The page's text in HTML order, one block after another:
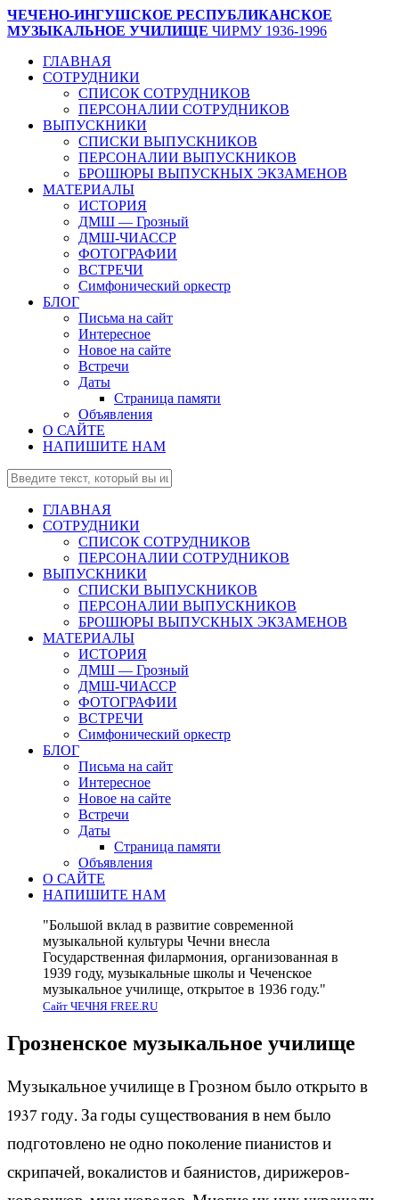
ЧЕЧЕНО-ИНГУШСКОЕ РЕСПУБЛИКАНСКОЕ
МУЗЫКАЛЬНОЕ УЧИЛИЩЕ ЧИРМУ 1936-1996
ГЛАВНАЯ
СОТРУДНИКИ
СПИСОК СОТРУДНИКОВ
ПЕРСОНАЛИИ СОТРУДНИКОВ
ВЫПУСКНИКИ
СПИСКИ ВЫПУСКНИКОВ
ПЕРСОНАЛИИ ВЫПУСКНИКОВ
БРОШЮРЫ ВЫПУСКНЫХ ЭКЗАМЕНОВ
МАТЕРИАЛЫ
ИСТОРИЯ
ДМШ — Грозный
ДМШ-ЧИАССР
ФОТОГРАФИИ
ВСТРЕЧИ
Симфонический оркестр
БЛОГ
Письма на сайт
Интересное
Новое на сайте
Встречи
Даты
Страница памяти
Объявления
О САЙТЕ
НАПИШИТЕ НАМ
ГЛАВНАЯ
СОТРУДНИКИ
СПИСОК СОТРУДНИКОВ
ПЕРСОНАЛИИ СОТРУДНИКОВ
ВЫПУСКНИКИ
СПИСКИ ВЫПУСКНИКОВ
ПЕРСОНАЛИИ ВЫПУСКНИКОВ
БРОШЮРЫ ВЫПУСКНЫХ ЭКЗАМЕНОВ
МАТЕРИАЛЫ
ИСТОРИЯ
ДМШ — Грозный
ДМШ-ЧИАССР
ФОТОГРАФИИ
ВСТРЕЧИ
Симфонический оркестр
БЛОГ
Письма на сайт
Интересное
Новое на сайте
Встречи
Даты
Страница памяти
Объявления
О САЙТЕ
НАПИШИТЕ НАМ
"Большой вклад в развитие современной
музыкальной культуры Чечни внесла
Государственная филармония, организованная в
1939 году, музыкальные школы и Чеченское
музыкальное училище, открытое в 1936 году."
Сайт ЧЕЧНЯ FREE.RU
Грозненское музыкальное училище
Музыкальное училище в Грозном было открыто в
1937 году. За годы существования в нем было
подготовлено не одно поколение пианистов и
скрипачей, вокалистов и баянистов, дирижеров-